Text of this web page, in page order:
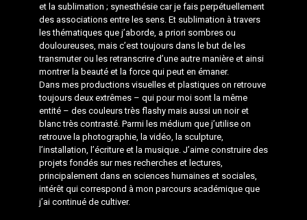
et la sublimation ; synesthésie car je fais perpétuellement
des associations entre les sens. Et sublimation à travers
les thématiques que j’aborde, a priori sombres ou
douloureuses, mais c’est toujours dans le but de les
transmuter ou les retranscrire d’une autre manière et ainsi
montrer la beauté et la force qui peut en émaner.
Dans mes productions visuelles et plastiques on retrouve
toujours deux extrêmes – qui pour moi sont la même
entité – des couleurs très flashy mais aussi un noir et
blanc très contrasté. Parmi les médium que j’utilise on
retrouve la photographie, la vidéo, la sculpture,
l’installation, l’écriture et la musique. J’aime construire des
projets fondés sur mes recherches et lectures,
principalement dans en sciences humaines et sociales,
intérêt qui correspond à mon parcours académique que
j’ai continué de cultiver.